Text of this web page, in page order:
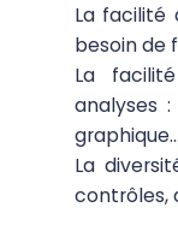
La facilité
besoin de
La
analyses
graphique…
La
contrôles,